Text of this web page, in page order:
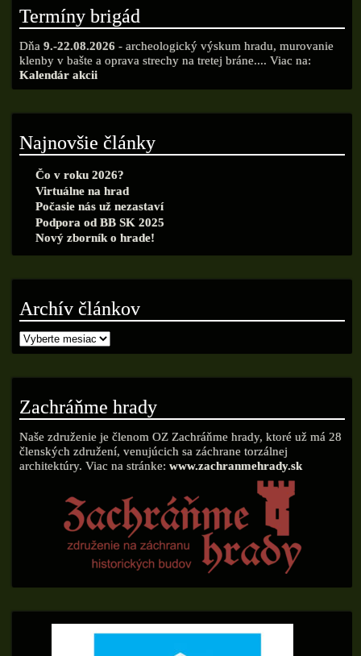
Termíny brigád
Dňa 9.-22.08.2026 - archeologický výskum hradu, murovanie
klenby v bašte a oprava strechy na tretej bráne.... Viac na:
Kalendár akcii
Najnovšie články
Čo v roku 2026?
Virtuálne na hrad
Počasie nás už nezastaví
Podpora od BB SK 2025
Nový zborník o hrade!
Archív článkov
Zachráňme hrady
Naše združenie je členom OZ Zachráňme hrady, ktoré už má 28
členských združení, venujúcich sa záchrane torzálnej
architektúry. Viac na stránke: www.zachranmehrady.sk